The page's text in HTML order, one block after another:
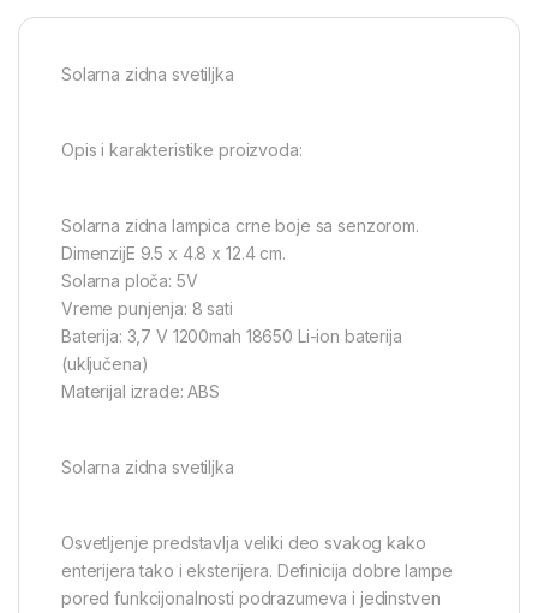
Solarna zidna svetiljka
Opis i karakteristike proizvoda:
Solarna zidna lampica crne boje sa senzorom.
DimenzijE 9.5 x 4.8 x 12.4 cm.
Solarna ploča: 5V
Vreme punjenja: 8 sati
Baterija: 3,7 V 1200mah 18650 Li-ion baterija
(uključena)
Materijal izrade: ABS
Solarna zidna svetiljka
Osvetljenje predstavlja veliki deo svakog kako
enterijera tako i eksterijera. Definicija dobre lampe
pored funkcijonalnosti podrazumeva i jedinstven